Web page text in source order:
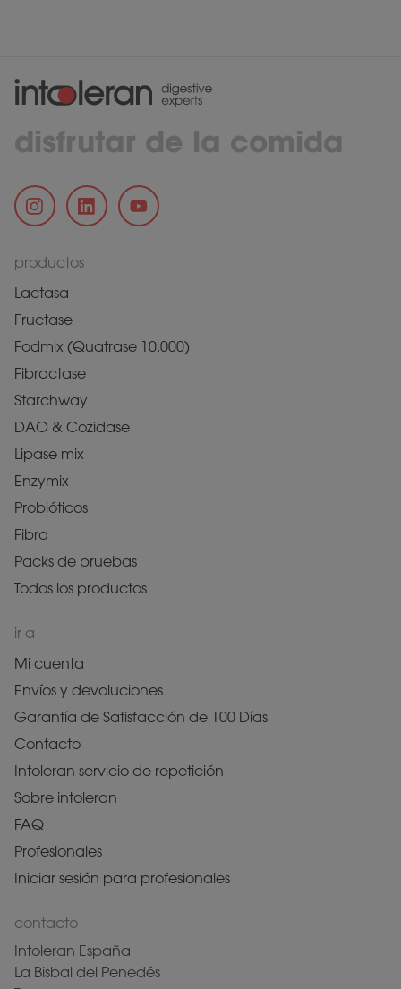
disfrutar de la comida
productos
Lactasa
Fructase
Fodmix (Quatrase 10.000)
Fibractase
Starchway
DAO & Cozidase
Lipase mix
Enzymix
Probióticos
Fibra
Packs de pruebas
Todos los productos
ir a
Mi cuenta
Envíos y devoluciones
Garantía de Satisfacción de 100 Días
Contacto
Intoleran servicio de repetición
Sobre intoleran
FAQ
Profesionales
Iniciar sesión para profesionales
contacto
Intoleran España
La Bisbal del Penedés